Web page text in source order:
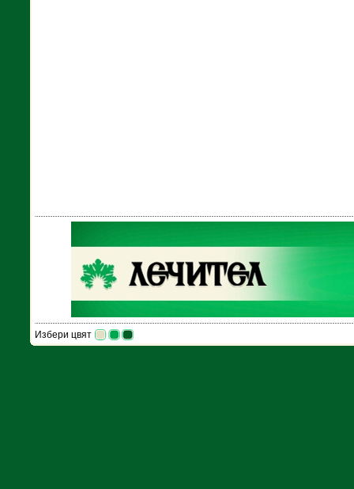
Избери цвят